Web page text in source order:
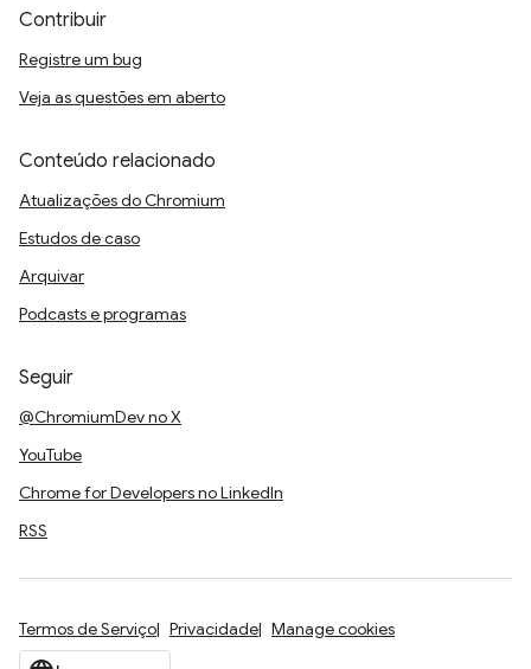
Contribuir
Registre um bug
Veja as questões em aberto
Conteúdo relacionado
Atualizações do Chromium
Estudos de caso
Arquivar
Podcasts e programas
Seguir
@ChromiumDev no X
YouTube
Chrome for Developers no LinkedIn
RSS
Termos de Serviço Privacidade Manage cookies